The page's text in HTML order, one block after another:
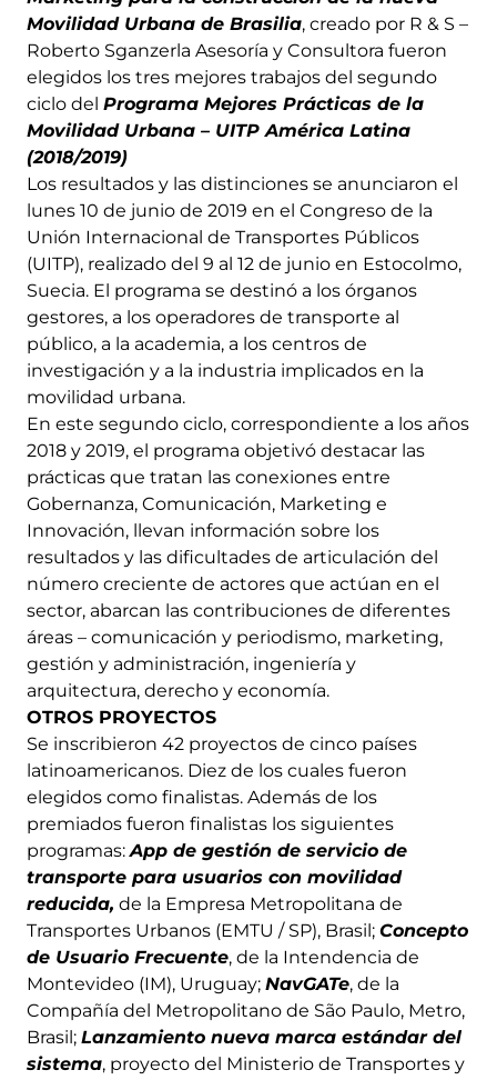
Movilidad Urbana de Brasilia, creado por R & S –
Roberto Sganzerla Asesoría y Consultora fueron
elegidos los tres mejores trabajos del segundo
ciclo del Programa Mejores Prácticas de la
Movilidad Urbana – UITP América Latina
(2018/2019)
Los resultados y las distinciones se anunciaron el
lunes 10 de junio de 2019 en el Congreso de la
Unión Internacional de Transportes Públicos
(UITP), realizado del 9 al 12 de junio en Estocolmo,
Suecia. El programa se destinó a los órganos
gestores, a los operadores de transporte al
público, a la academia, a los centros de
investigación y a la industria implicados en la
movilidad urbana.
En este segundo ciclo, correspondiente a los años
2018 y 2019, el programa objetivó destacar las
prácticas que tratan las conexiones entre
Gobernanza, Comunicación, Marketing e
Innovación, llevan información sobre los
resultados y las dificultades de articulación del
número creciente de actores que actúan en el
sector, abarcan las contribuciones de diferentes
áreas – comunicación y periodismo, marketing,
gestión y administración, ingeniería y
arquitectura, derecho y economía.
OTROS PROYECTOS
Se inscribieron 42 proyectos de cinco países
latinoamericanos. Diez de los cuales fueron
elegidos como finalistas. Además de los
premiados fueron finalistas los siguientes
programas:App de gestión de servicio de
transporte para usuarios con movilidad
reducida, de la Empresa Metropolitana de
Transportes Urbanos (EMTU / SP), Brasil; Concepto
de Usuario Frecuente, de la Intendencia de
Montevideo (IM), Uruguay; NavGATe, de la
Compañía del Metropolitano de São Paulo, Metro,
Brasil; Lanzamiento nueva marca estándar del
sistema, proyecto del Ministerio de Transportes y